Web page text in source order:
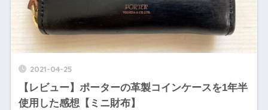
2021-04-25
【レビュー】ポーターの革製コインケースを1年半
使用した感想【ミニ財布】